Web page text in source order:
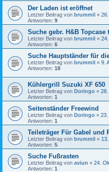
Der Laden ist eröffnet
Letzter Beitrag von brummil «
Antworten: 9
Suche gebr. H&B Topcase
Letzter Beitrag von brummil «
Antworten: 6
Suche Hauptständer für
Letzter Beitrag von brummil « 9.
Antworten: 18
Kühlergrill Suzuki XF 650
Letzter Beitrag von Doringo « 28.
Antworten: 1
Seitenständer Freewind
Letzter Beitrag von Doringo « 23.
Antworten: 1
Teileträger Für Gabel und
Letzter Beitrag von brummil «
Antworten: 5
Suche Fußrasten
Letzter Beitrag von aviun « 24.
Antworten: 1